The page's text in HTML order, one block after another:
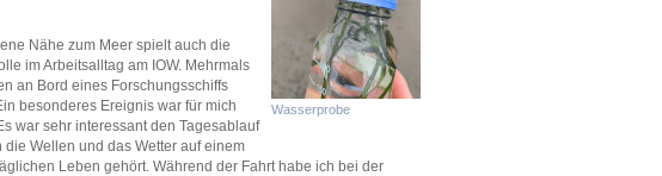
Wasserprobe
Nähe zum Meer spielt auch die
im Arbeitsalltag am IOW. Mehrmals
an Bord eines Forschungsschiffs
besonderes Ereignis war für mich
war sehr interessant den Tagesablauf
Wellen und das Wetter auf einem
Leben gehört. Während der Fahrt habe ich bei der